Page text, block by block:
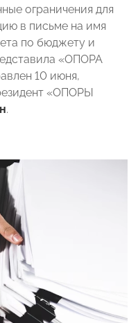
ограничения для
в письме на имя
по бюджету и
«ОПОРА
10 июня,
«ОПОРЫ
.